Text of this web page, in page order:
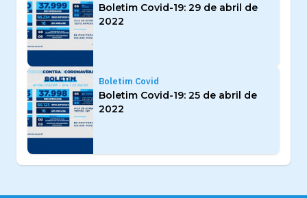
Boletim Covid-19: 29 de abril de
2022
Boletim Covid
Boletim Covid-19: 25 de abril de
2022